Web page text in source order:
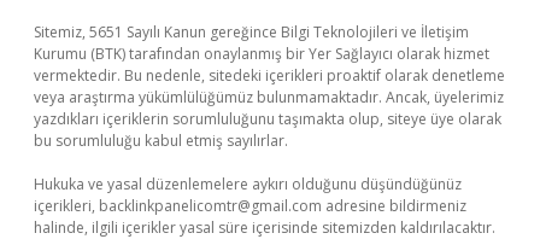
Sitemiz, 5651 Sayılı Kanun gereğince Bilgi Teknolojileri ve İletişim
Kurumu (BTK) tarafından onaylanmış bir Yer Sağlayıcı olarak hizmet
vermektedir. Bu nedenle, sitedeki içerikleri proaktif olarak denetleme
veya araştırma yükümlülüğümüz bulunmamaktadır. Ancak, üyelerimiz
yazdıkları içeriklerin sorumluluğunu taşımakta olup, siteye üye olarak
bu sorumluluğu kabul etmiş sayılırlar.
Hukuka ve yasal düzenlemelere aykırı olduğunu düşündüğünüz
içerikleri, backlinkpanelicomtr@gmail.com adresine bildirmeniz
halinde, ilgili içerikler yasal süre içerisinde sitemizden kaldırılacaktır.